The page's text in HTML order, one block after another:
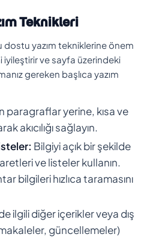
Teknikleri
yazım tekniklerine önem
iyileştirir ve sayfa üzerindeki
gereken başlıca yazım
paragraflar yerine, kısa ve
akıcılığı sağlayın.
Bilgiyi açık bir şekilde
ve listeler kullanın.
bilgileri hızlıca taramasını
ilgili diğer içerikler veya dış
güncellemeler)